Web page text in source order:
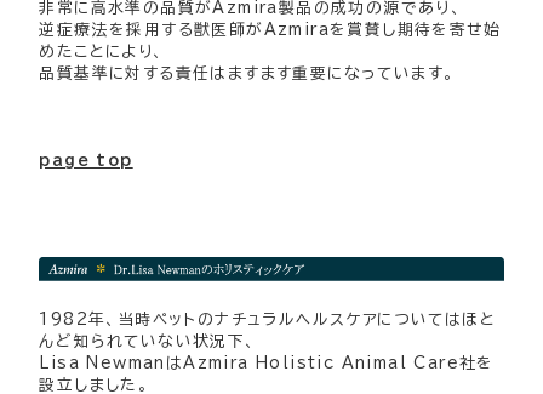
非常に高水準の品質がAzmira製品の成功の源であり、
逆症療法を採用する獣医師がAzmiraを賞賛し期待を寄せ始
めたことにより、
品質基準に対する責任はますます重要になっています。
page top
1982年、当時ペットのナチュラルヘルスケアについてはほと
んど知られていない状況下、
Lisa NewmanはAzmira Holistic Animal Care社を
設立しました。